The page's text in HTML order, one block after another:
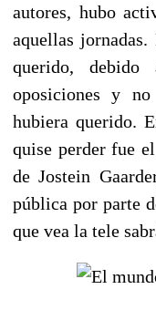
autores, hubo
aquellas
querido,
oposiciones y
hubiera querido.
quise perder fue
de Jostein
pública por parte
que vea la tele